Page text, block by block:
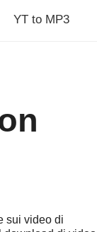
YT to MP3
sui video di